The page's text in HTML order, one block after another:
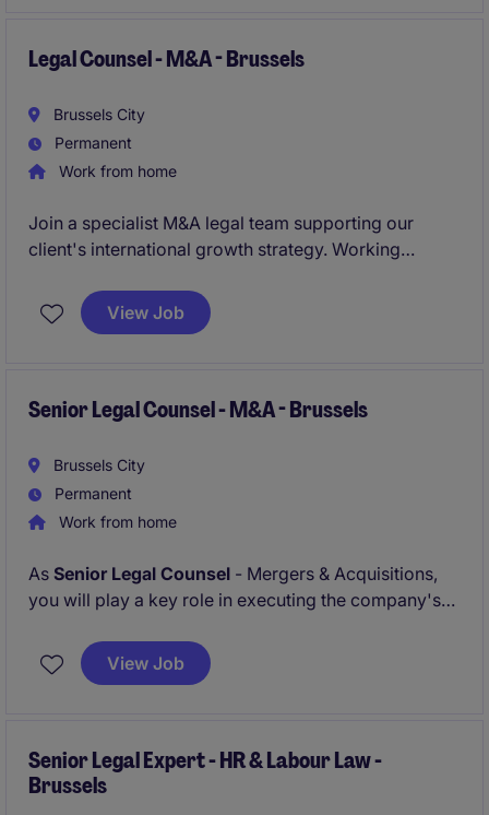
Legal Counsel - M&A - Brussels
Brussels City
Permanent
Work from home
Join a specialist M&A legal team supporting our
client's international growth strategy. Working
acquisitions, divestitures, joint ventures and strategic
investments across multiple jurisdictions. This role
to lead deals independently and become a trusted
View Job
Senior Legal Counsel - M&A - Brussels
Brussels City
Permanent
Work from home
As Senior Legal Counsel - Mergers & Acquisitions,
you will play a key role in executing the company's
of M&A Legal, you will advise on complex cross-
border acquisitions, divestitures, joint ventures and
transaction lifecycle.
View Job
Senior Legal Expert - HR & Labour Law -
Brussels